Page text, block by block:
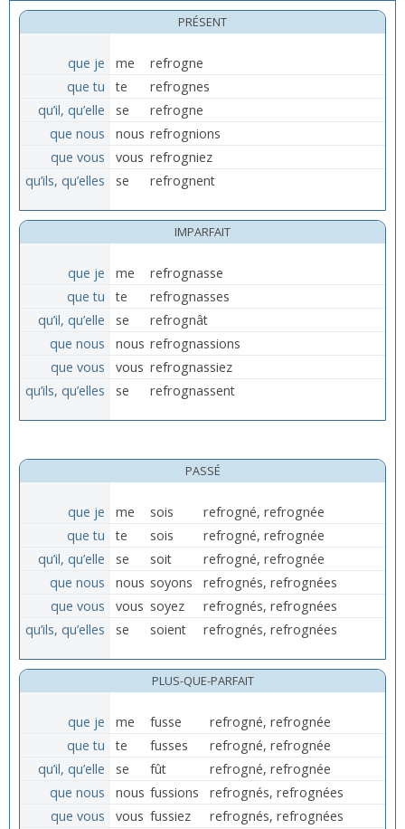
PRÉSENT
que je me
refrogne
que tu
te
refrognes
qu’il, qu’elle
se
refrogne
que nous
nous refrognions
que vous
vous refrogniez
qu’ils, qu’elles
se refrognent
IMPARFAIT
que je me
refrognasse
que tu
te
refrognasses
qu’il, qu’elle
se
refrognât
que nous
nous refrognassions
que vous
vous refrognassiez
qu’ils, qu’elles
se refrognassent
PASSÉ
que je me sois
refrogné, refrognée
que tu
te sois
refrogné, refrognée
qu’il, qu’elle
se soit
refrogné, refrognée
que nous
nous soyons
refrognés, refrognées
que vous
vous soyez
refrognés, refrognées
qu’ils, qu’elles
se soient refrognés, refrognées
PLUS-QUE-PARFAIT
que je me fusse
refrogné, refrognée
que tu
te fusses
refrogné, refrognée
qu’il, qu’elle
se fût
refrogné, refrognée
que nous
nous fussions
refrognés, refrognées
que vous
vous fussiez
refrognés, refrognées